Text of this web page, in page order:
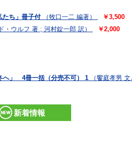
ち」冊子付
（牧口一二 編著）
￥3,500
・ウルフ 著 ; 河村錠一郎 訳）
￥2,000
へ」 4冊一括（分売不可） 1
（饗庭孝男 文
新着情報